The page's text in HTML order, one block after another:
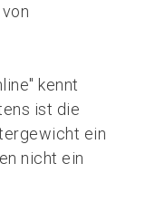
kennt
ist die
ein
nicht ein